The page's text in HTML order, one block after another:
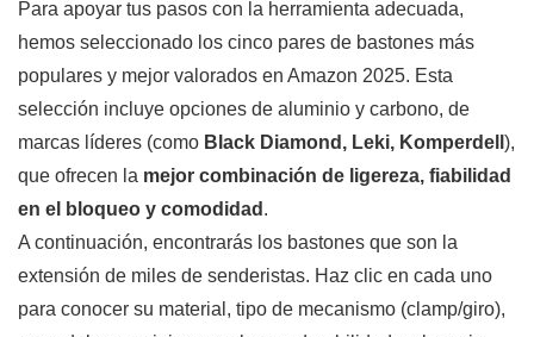
Para apoyar tus pasos con la herramienta adecuada,
hemos seleccionado los cinco pares de bastones más
populares y mejor valorados en Amazon 2025. Esta
selección incluye opciones de aluminio y carbono, de
marcas líderes (como Black Diamond, Leki, Komperdell ),
que ofrecen la mejor combinación de ligereza, fiabilidad
en el bloqueo y comodidad .
A continuación, encontrarás los bastones que son la
extensión de miles de senderistas. Haz clic en cada uno
para conocer su material, tipo de mecanismo (clamp/giro),